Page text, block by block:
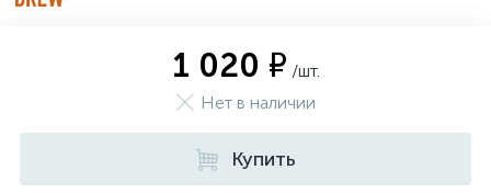
1 020 ₽ /шт.
Нет в наличии
Купить